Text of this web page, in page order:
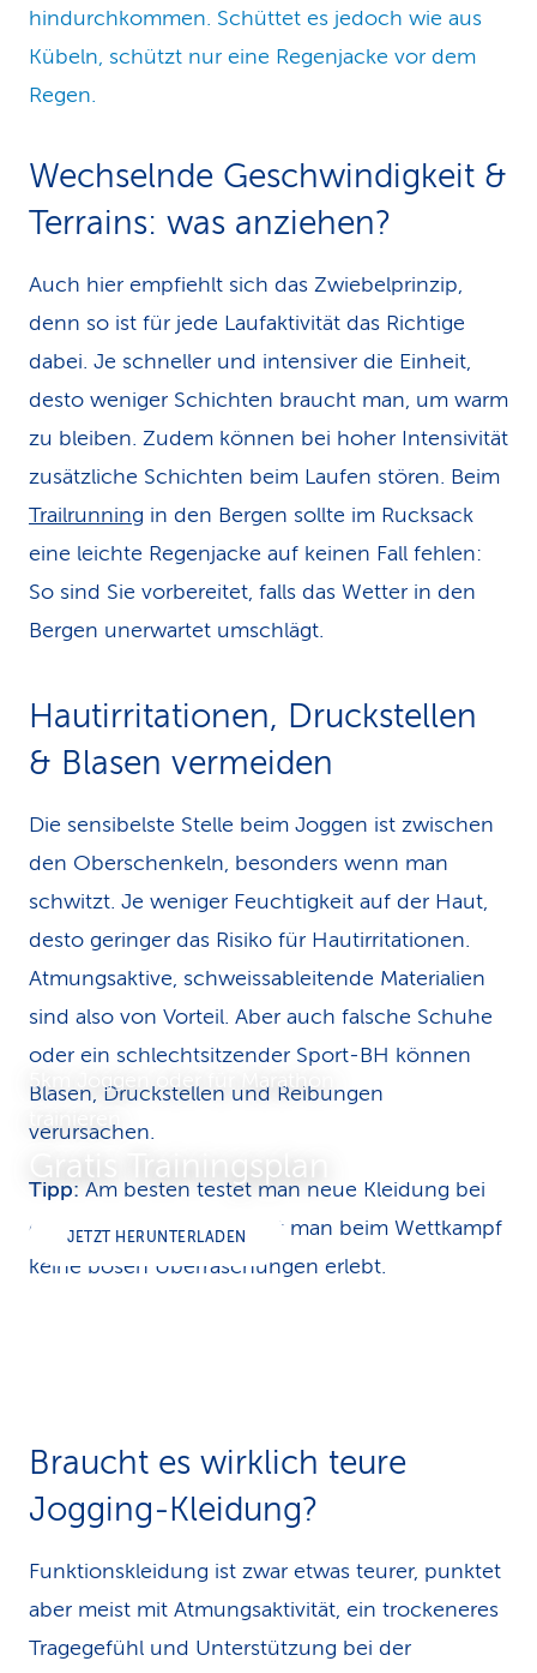
hindurchkommen. Schüttet es jedoch wie aus
Kübeln, schützt nur eine Regenjacke vor dem
Regen.
Wechselnde Geschwindig­keit &
Terrains: was anziehen?
Auch hier empfiehlt sich das Zwiebelprinzip,
denn so ist für jede Laufaktivität das Richtige
dabei. Je schneller und intensiver die Einheit,
desto weniger Schichten braucht man, um warm
zu bleiben. Zudem können bei hoher Intensivität
zusätzliche Schichten beim Laufen stören. Beim
Trailrunning in den Bergen sollte im Rucksack
eine leichte Regenjacke auf keinen Fall fehlen:
So sind Sie vorbereitet, falls das Wetter in den
Bergen unerwartet umschlägt.
Hautirritationen, Druck­stellen
& Blasen vermeiden
Die sensibelste Stelle beim Joggen ist zwischen
den Oberschenkeln, besonders wenn man
schwitzt. Je weniger Feuchtigkeit auf der Haut,
desto geringer das Risiko für Hautirritationen.
Atmungsaktive, schweissableitende Materialien
sind also von Vorteil. Aber auch falsche Schuhe
oder ein schlechtsitzender Sport-BH können
Blasen, Druckstellen und Reibungen
verursachen.
Tipp: Am besten testet man neue Kleidung bei
einem Trainingslauf, damit man beim Wettkampf
keine bösen Überraschungen erlebt.
5km Joggen oder für Marathon
trainieren
Gratis Trainingsplan
JETZT HERUNTERLADEN
Braucht es wirklich teure
Jogging-Kleidung?
Funktionskleidung ist zwar etwas teurer, punktet
aber meist mit Atmungsaktivität, ein trockeneres
Tragegefühl und Unterstützung bei der